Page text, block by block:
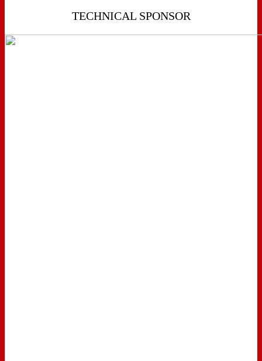
TECHNICAL SPONSOR